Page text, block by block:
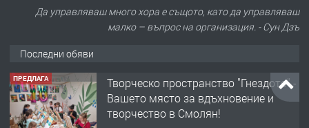
Да управляваш много хора е същото, като да управляваш
малко – въпрос на организация. - Сун Дзъ
Последни обяви
ПРЕДЛАГА
Творческо пространство "Гнездото" -
Вашето място за вдъхновение и
творчество в Смолян!